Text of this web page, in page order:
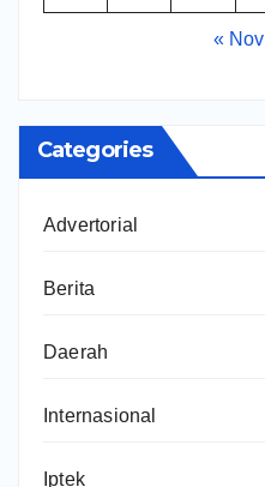
« Nov
Categories
Advertorial
Berita
Daerah
Internasional
Iptek